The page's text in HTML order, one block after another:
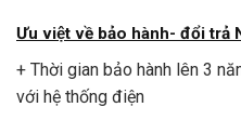
Ưu việt về bảo hành- đổi trả
+ Thời gian bảo hành lên 3
với hệ thống điện